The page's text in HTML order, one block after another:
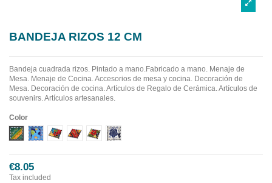
BANDEJA RIZOS 12 CM
Bandeja cuadrada rizos. Pintado a mano.Fabricado a mano. Menaje de
Mesa. Menaje de Cocina. Accesorios de mesa y cocina. Decoración de
Mesa. Decoración de cocina. Artículos de Regalo de Cerámica. Artículos de
souvenirs. Artículos artesanales.
Color
Diseño 1Diseño 2Diseño 3Diseño 4Diseño 5Diseño 6
€8.05
Tax included